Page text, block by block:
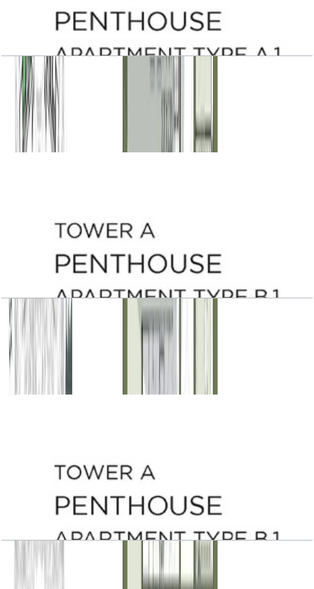
Central Park Plaza, Tower A, Penthouse, Type
A.1, Level 23
باز کردن چیدمان
Central Park Plaza, Tower A, Penthouse, Type
B.1, Level 21, 7211 SQFT
باز کردن چیدمان
Central Park Plaza, Tower A, Penthouse, Type
B.1, Level 22